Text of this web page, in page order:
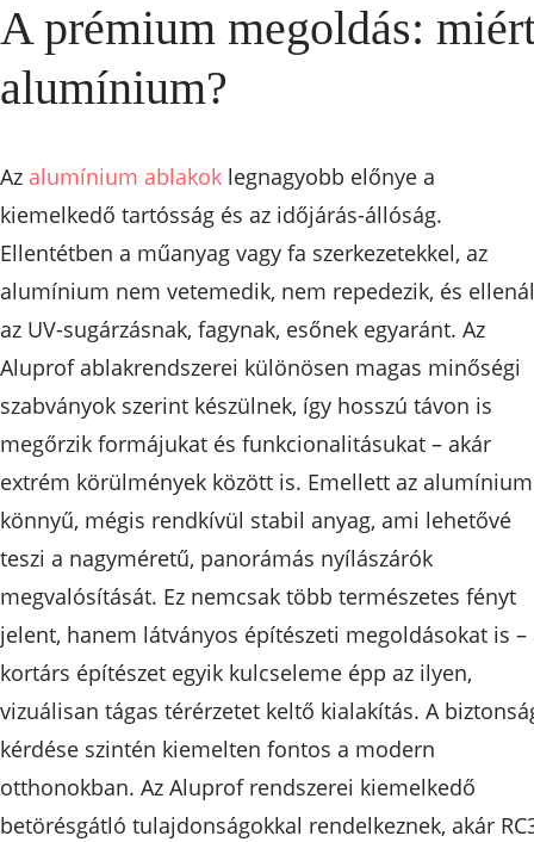
A prémium megoldás:
alumínium?
Az alumínium ablakok legnagyobb előnye a
kiemelkedő tartósság és az időjárás-állóság.
Ellentétben a műanyag vagy fa szerkezetekkel, az
alumínium nem vetemedik, nem repedezik, és
az UV-sugárzásnak, fagynak, esőnek egyaránt. Az
Aluprof ablakrendszerei különösen magas minőségi
szabványok szerint készülnek, így hosszú távon is
megőrzik formájukat és funkcionalitásukat – akár
extrém körülmények között is. Emellett az alumínium
könnyű, mégis rendkívül stabil anyag, ami lehetővé
teszi a nagyméretű, panorámás nyílászárók
megvalósítását. Ez nemcsak több természetes fényt
jelent, hanem látványos építészeti megoldásokat is –
kortárs építészet egyik kulcseleme épp az ilyen,
vizuálisan tágas térérzetet keltő kialakítás. A
kérdése szintén kiemelten fontos a modern
otthonokban. Az Aluprof rendszerei kiemelkedő
betörésgátló tulajdonságokkal rendelkeznek, akár